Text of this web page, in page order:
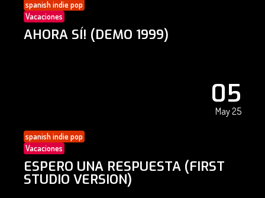
spanish indie pop
Vacaciones
AHORA SÍ! (DEMO 1999)
05
May 25
spanish indie pop
Vacaciones
ESPERO UNA RESPUESTA (FIRST
STUDIO VERSION)